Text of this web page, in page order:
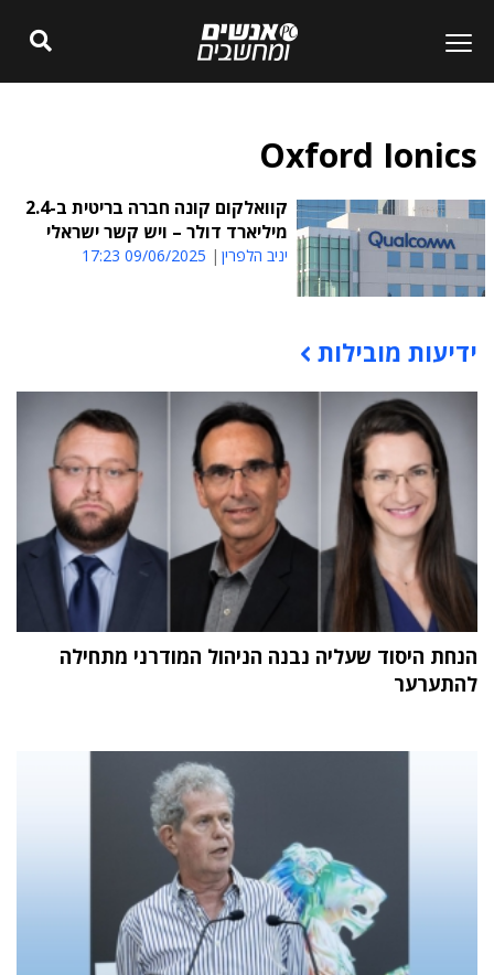
Oxford Ionics
קוואלקום קונה חברה בריטית ב-2.4
מיליארד דולר – ויש קשר ישראלי
יניב הלפרין 09/06/2025 17:23
תוכן פרסומי
ידיעות מובילות
הנחת היסוד שעליה נבנה הניהול המודרני מתחילה
להתערער